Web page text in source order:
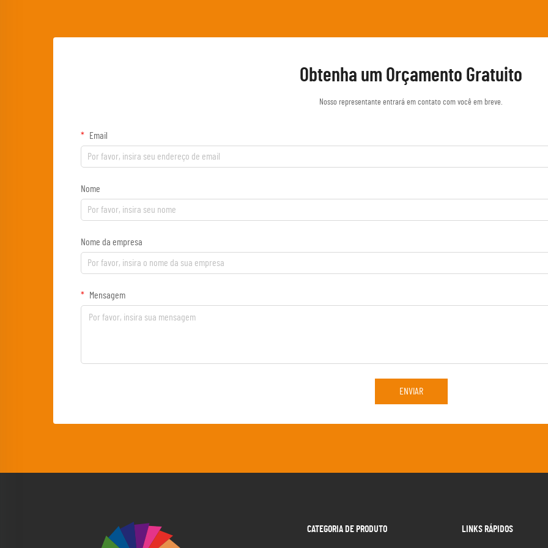
Obtenha um Orçamento Gratuito
Nosso representante entrará em contato com você em breve.
Email
Nome
Nome da empresa
Mensagem
ENVIAR
CATEGORIA DE PRODUTO LINKS RÁPIDOS